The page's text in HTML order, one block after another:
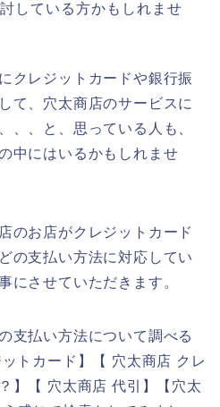
している方かもしれませ
クレジットカードや銀行振
て、穴太商店のサービスに
、、と、思っている人も、
中にはいるかもしれませ
のお店がクレジットカード
の支払い方法に対応してい
にさせていただきます。
支払い方法について調べる
トカード】【 穴太商店 クレ
】【 穴太商店 代引】【穴太